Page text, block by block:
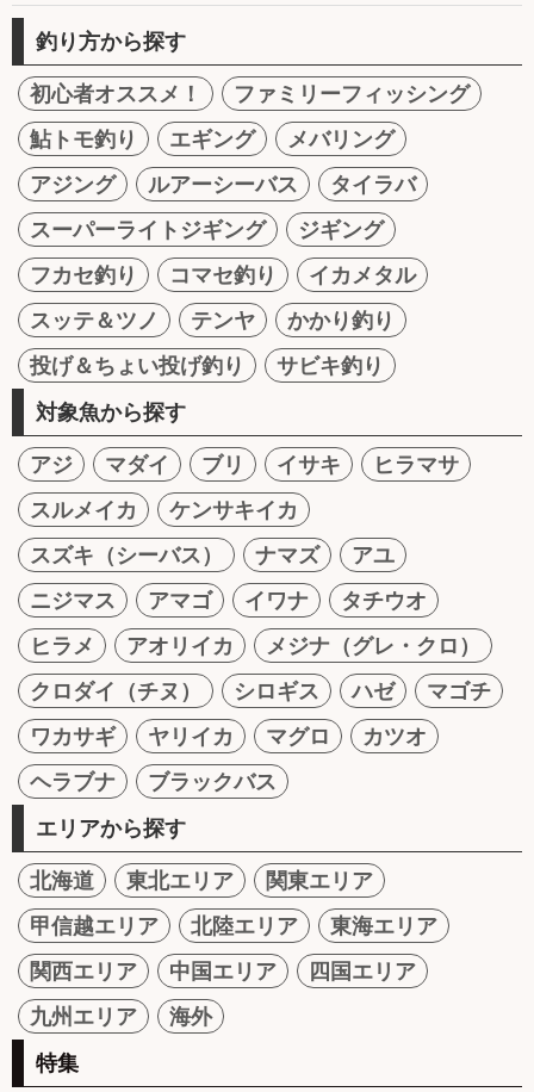
釣り方から探す
初心者オススメ！
ファミリーフィッシング
鮎トモ釣り
エギング
メバリング
アジング
ルアーシーバス
タイラバ
スーパーライトジギング
ジギング
フカセ釣り
コマセ釣り
イカメタル
スッテ＆ツノ
テンヤ
かかり釣り
投げ＆ちょい投げ釣り
サビキ釣り
対象魚から探す
アジ マダイ ブリ イサキ
ヒラマサ
スルメイカ
ケンサキイカ
スズキ（シーバス）
ナマズ
アユ
ニジマス
アマゴ イワナ
タチウオ
ヒラメ
アオリイカ
メジナ（グレ・クロ）
クロダイ（チヌ）
シロギス ハゼ
マゴチ
ワカサギ
ヤリイカ マグロ
カツオ
ヘラブナ
ブラックバス
エリアから探す
北海道 東北エリア
関東エリア
甲信越エリア
北陸エリア
東海エリア
関西エリア
中国エリア
四国エリア
九州エリア
海外
特集